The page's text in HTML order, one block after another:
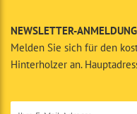
NEWSLETTER-ANMELDUNG
Melden Sie sich für den
Hinterholzer an.